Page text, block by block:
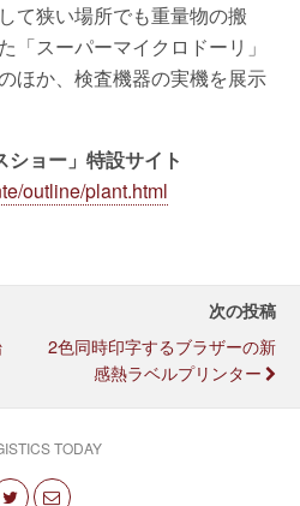
て狭い場所でも重量物の搬
「スーパーマイクロドーリ」
ほか、検査機器の実機を展示
ョー」特設サイト
outline/plant.html
次の投稿
2色同時印字するブラザーの新
感熱ラベルプリンター
TODAY